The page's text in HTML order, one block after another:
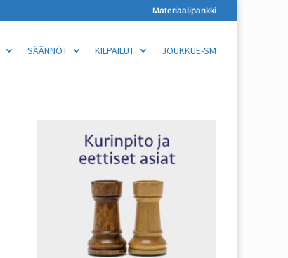
Materiaalipankki
SÄÄNNÖT KILPAILUT JOUKKUE-SM